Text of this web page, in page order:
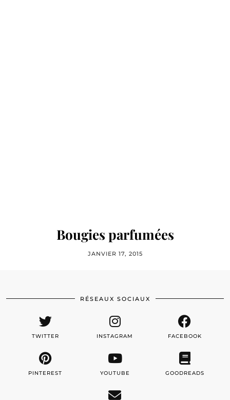
Bougies parfumées
JANVIER 17, 2015
RÉSEAUX SOCIAUX
TWITTER INSTAGRAM FACEBOOK
PINTEREST YOUTUBE GOODREADS